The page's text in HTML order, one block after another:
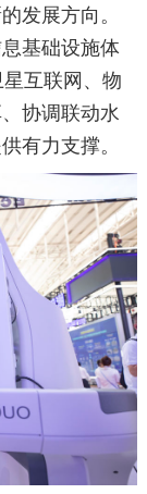
发展方向。
基础设施体
互联网、物
协调联动水
有力支撑。